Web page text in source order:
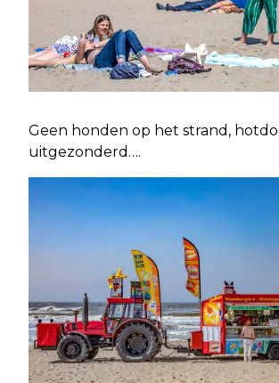
Geen honden op het strand,
uitgezonderd….